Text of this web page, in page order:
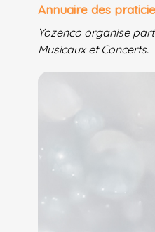
Annuaire des
Yozenco organise
Musicaux et Concerts.